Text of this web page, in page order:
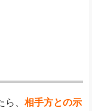
、 相手方との示